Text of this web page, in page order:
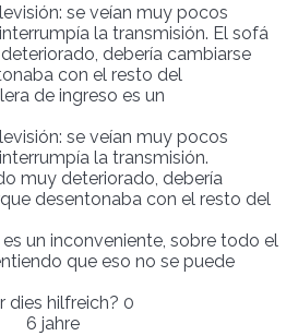
se veían muy pocos
la transmisión. El sofá
debería cambiarse
con el resto del
de ingreso es un
se veían muy pocos
la transmisión.
muy deteriorado, debería
desentonaba con el resto del
un inconveniente, sobre todo el
que eso no se puede
dies hilfreich? 0
6 jahre